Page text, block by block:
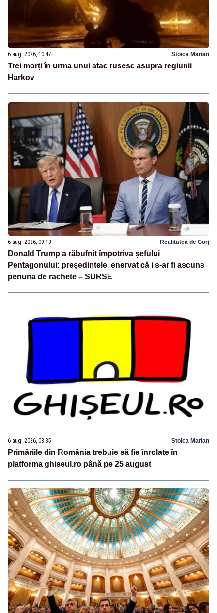
6 aug. 2026, 10:47 Stoica Marian
Trei morți în urma unui atac rusesc asupra regiunii
Harkov
6 aug. 2026, 09:13 Realitatea de Gorj
Donald Trump a răbufnit împotriva șefului
Pentagonului: președintele, enervat că i s-ar fi ascuns
penuria de rachete – SURSE
6 aug. 2026, 08:35 Stoica Marian
Primăriile din România trebuie să fie înrolate în
platforma ghiseul.ro până pe 25 august